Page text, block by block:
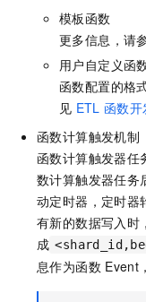
模板函数
更多信息，请
用户自定义函
函数配置的格
见 ETL 函数
函数计算触发机制
函数计算触发器任
数计算触发器任务
动定时器，定时器
有新的数据写入时
成
息作为函数 Event